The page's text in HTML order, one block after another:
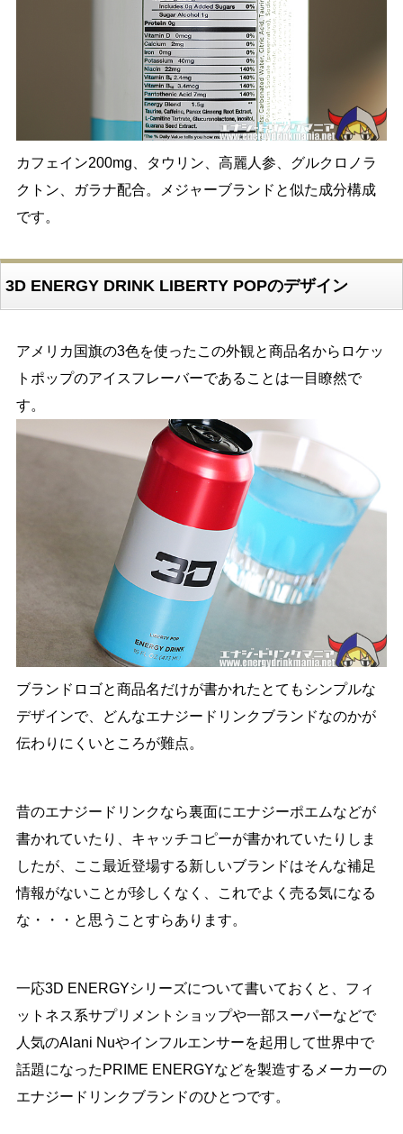
カフェイン200mg、タウリン、高麗人参、グルクロノラ
クトン、ガラナ配合。メジャーブランドと似た成分構成
です。
3D ENERGY DRINK LIBERTY POPのデザイン
アメリカ国旗の3色を使ったこの外観と商品名からロケッ
トポップのアイスフレーバーであることは一目瞭然で
す。
ブランドロゴと商品名だけが書かれたとてもシンプルな
デザインで、どんなエナジードリンクブランドなのかが
伝わりにくいところが難点。
昔のエナジードリンクなら裏面にエナジーポエムなどが
書かれていたり、キャッチコピーが書かれていたりしま
したが、ここ最近登場する新しいブランドはそんな補足
情報がないことが珍しくなく、これでよく売る気になる
な・・・と思うことすらあります。
一応3D ENERGYシリーズについて書いておくと、フィ
ットネス系サプリメントショップや一部スーパーなどで
人気のAlani Nuやインフルエンサーを起用して世界中で
話題になったPRIME ENERGYなどを製造するメーカーの
エナジードリンクブランドのひとつです。